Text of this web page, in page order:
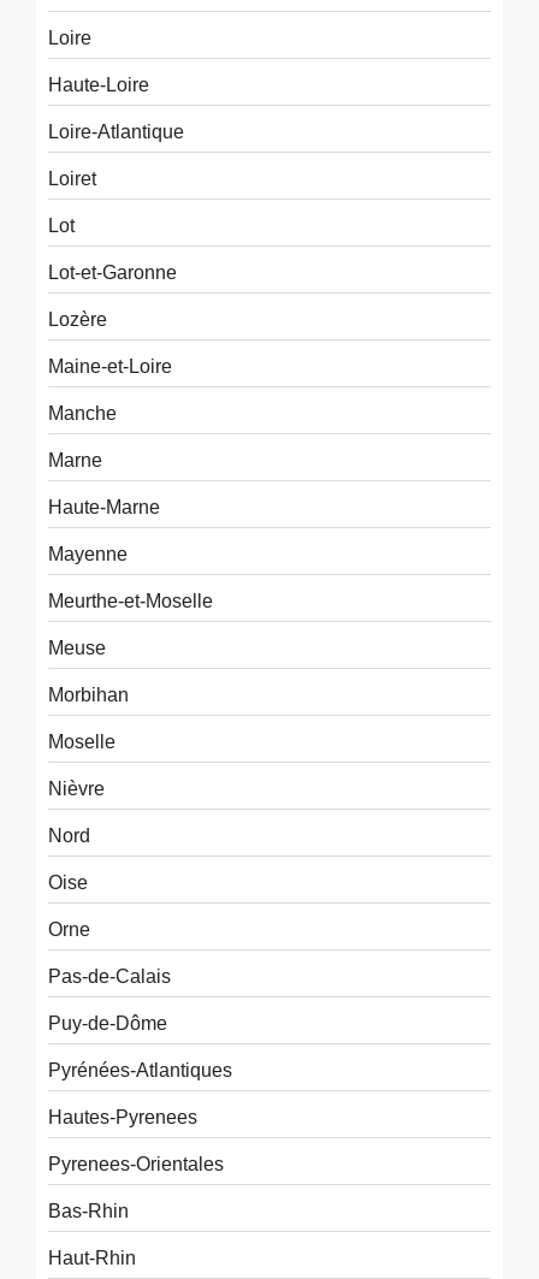
Loire
Haute-Loire
Loire-Atlantique
Loiret
Lot
Lot-et-Garonne
Lozère
Maine-et-Loire
Manche
Marne
Haute-Marne
Mayenne
Meurthe-et-Moselle
Meuse
Morbihan
Moselle
Nièvre
Nord
Oise
Orne
Pas-de-Calais
Puy-de-Dôme
Pyrénées-Atlantiques
Hautes-Pyrenees
Pyrenees-Orientales
Bas-Rhin
Haut-Rhin